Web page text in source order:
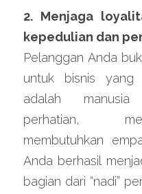
2. Menjaga
kepedulian dan
Pelanggan Anda
untuk bisnis yang
adalah
perhatian,
membutuhkan
Anda berhasil
bagian dari “nadi”